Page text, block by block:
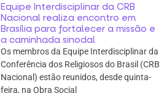
Equipe Interdisciplinar da CRB
Nacional realiza encontro em
Brasília para fortalecer a missão e
a caminhada sinodal
Os membros da Equipe Interdisciplinar da
Conferência dos Religiosos do Brasil (CRB
Nacional) estão reunidos, desde quinta-
feira, na Obra Social